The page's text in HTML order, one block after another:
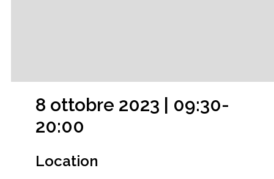
8 ottobre 2023 | 09:30-
20:00
Location